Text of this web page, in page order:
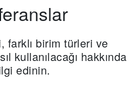
farklı birim türleri ve
kullanılacağı hakkında
edinin.